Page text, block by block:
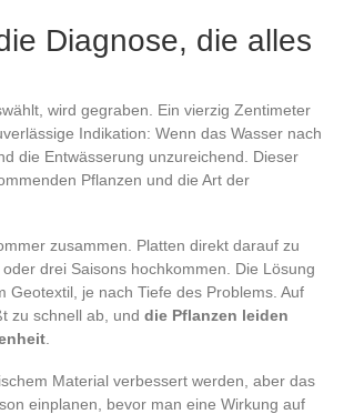
Diagnose, die alles
wird gegraben. Ein vierzig Zentimeter
Indikation: Wenn das Wasser nach
die Entwässerung unzureichend. Dieser
Pflanzen und die Art der
zusammen. Platten direkt darauf zu
drei Saisons hochkommen. Die Lösung
Geotextil, je nach Tiefe des Problems. Auf
zu schnell ab, und die Pflanzen leiden
Material verbessert werden, aber das
einplanen, bevor man eine Wirkung auf